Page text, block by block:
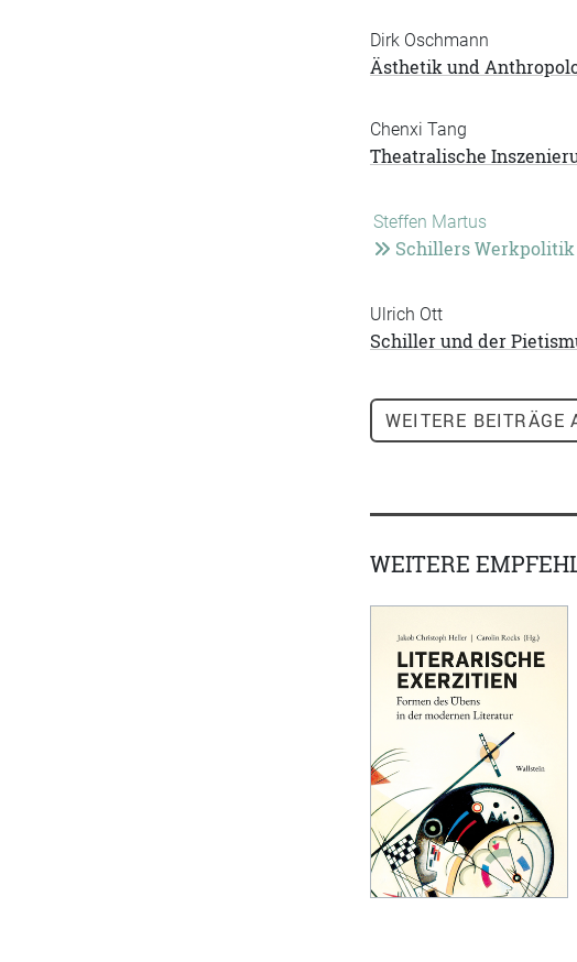
Dirk Oschmann
Ästhetik und
Chenxi Tang
Theatralische
Steffen Martus
Schillers Werkpolitik
Ulrich Ott
Schiller und der
WEITERE BEITRÄGE
WEITERE